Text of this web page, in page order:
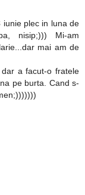
iunie plec in luna de
nisip;))) Mi-am
mai am de
a facut-o fratele
pe burta. Cand s-